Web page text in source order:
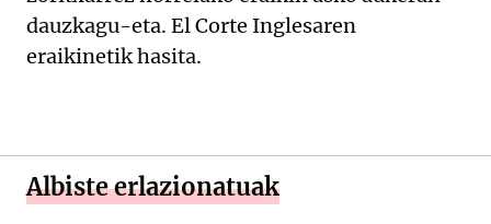
dauzkagu-eta. El Corte Inglesaren
eraikinetik hasita.
Albiste erlazionatuak